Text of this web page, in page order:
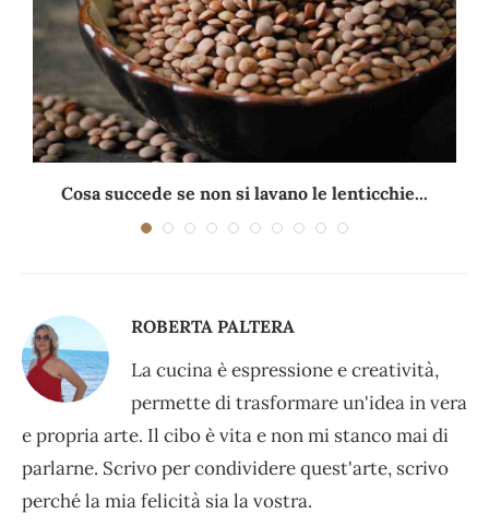
Cosa succede se non si lavano le lenticchie...
ROBERTA PALTERA
La cucina è espressione e creatività,
permette di trasformare un'idea in vera
e propria arte. Il cibo è vita e non mi stanco mai di
parlarne. Scrivo per condividere quest'arte, scrivo
perché la mia felicità sia la vostra.